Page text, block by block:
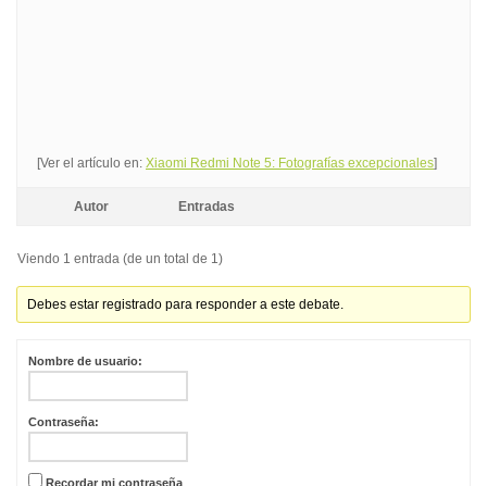
[Ver el artículo en: Xiaomi Redmi Note 5: Fotografías excepcionales]
Autor Entradas
Viendo 1 entrada (de un total de 1)
Debes estar registrado para responder a este debate.
Nombre de usuario:
Contraseña:
Recordar mi contraseña